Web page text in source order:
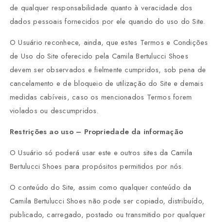
de qualquer responsabilidade quanto à veracidade dos
dados pessoais fornecidos por ele quando do uso do Site.
O Usuário reconhece, ainda, que estes Termos e Condições
de Uso do Site oferecido pela Camila Bertulucci Shoes
devem ser observados e fielmente cumpridos, sob pena de
cancelamento e de bloqueio de utilização do Site e demais
medidas cabíveis, caso os mencionados Termos forem
violados ou descumpridos.
Restrições ao uso – Propriedade da informação
O Usuário só poderá usar este e outros sites da Camila
Bertulucci Shoes para propósitos permitidos por nós.
O conteúdo do Site, assim como qualquer conteúdo da
Camila Bertulucci Shoes não pode ser copiado, distribuído,
publicado, carregado, postado ou transmitido por qualquer